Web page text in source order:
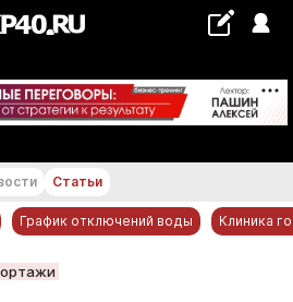
+21...+22 °С
Статьи
График отключений воды Клиника